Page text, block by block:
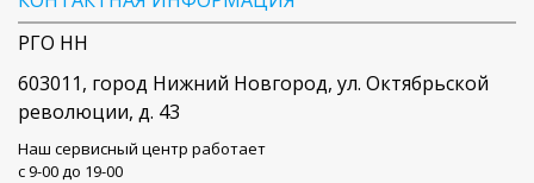
РГО НН
603011, город Нижний Новгород, ул. Октябрьской
революции, д. 43
Наш сервисный центр работает
c 9-00 до 19-00